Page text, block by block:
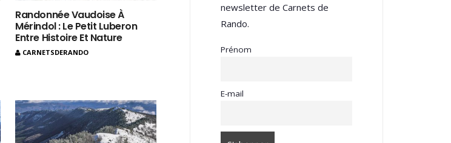
Randonnée Vaudoise À
Mérindol : Le Petit Luberon
Entre Histoire Et Nature
CARNETSDERANDO
newsletter de Carnets de
Rando.
Prénom
E-mail